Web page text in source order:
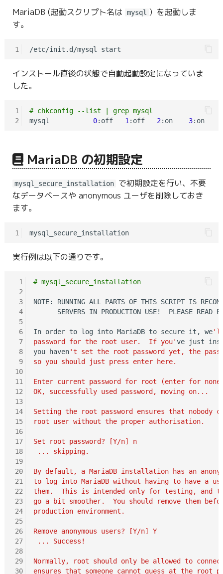
MariaDB (起動スクリプト名は mysql ）を起動しま
す。
1
インストール直後の状態で自動起動設定になっていま
した。
1
2
# chkconfig --list | grep mysql
mysql 0:off 1 :off 2:on 3:on
MariaDB の初期設定
mysql_secure_installation
で初期設定を行い、不要
なデータベースや anonymous ユーザを削除しておき
ます。
1 mysql_secure_installation
実行例は以下の通りです。
1
2
3
4
5
6
7
8
9
10
11
12
13
14
15
16
17
18
19
20
21
22
23
24
25
26
27
28
29
30
# mysql_secure_installation
NOTE: RUNNING ALL PARTS OF THIS SCRIPT IS
SERVERS IN PRODUCTION USE!  PLEASE READ
In order to log into MariaDB to secure it, we'll
password for the root user.  If you've just
you haven't set the root password yet, the
so you should just press enter here.
Enter current password for root (enter for
OK, successfully used password, moving on...
Setting the root password ensures that nobody
root user without the proper authorisation.
Set root password? [Y/n] n
... skipping.
By default, a MariaDB installation has an
to log into MariaDB without having to have a
them.  This is intended only for testing, and
go a bit smoother.  You should remove them
production environment.
Remove anonymous users? [Y/n] Y
... Success!
Normally, root should only be allowed to
ensures that someone cannot guess at the root